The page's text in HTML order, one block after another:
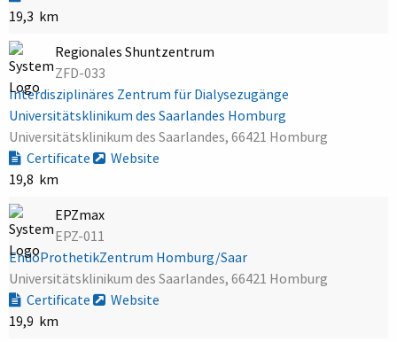
19,3 km
Regionales Shuntzentrum
ZFD-033
Interdisziplinäres Zentrum für Dialysezugänge
Universitätsklinikum des Saarlandes Homburg
Universitätsklinikum des Saarlandes, 66421 Homburg
Certificate
Website
19,8 km
EPZmax
EPZ-011
EndoProthetikZentrum Homburg/Saar
Universitätsklinikum des Saarlandes, 66421 Homburg
Certificate
Website
19,9 km